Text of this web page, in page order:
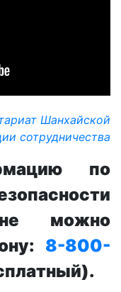
Шанхайской
сотрудничества
по
можно
8-800-